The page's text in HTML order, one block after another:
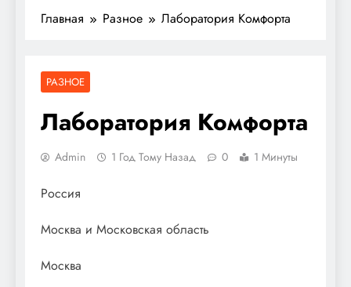
Главная Разное Лаборатория Комфорта
РАЗНОЕ
Лаборатория Комфорта
Admin 1 Год Тому Назад 0 1 Минуты
Россия
Москва и Московская область
Москва